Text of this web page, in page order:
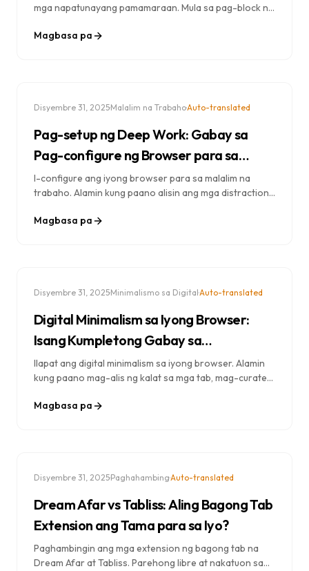
mga napatunayang pamamaraan. Mula sa pag-block ng
malalim na trabaho hanggang sa digital minimalism —
Magbasa pa
Disyembre 31, 2025·Malalim na Trabaho·Auto-translated
Pag-setup ng Deep Work: Gabay sa
Pag-configure ng Browser para sa
Pinakamataas na Pokus
I-configure ang iyong browser para sa malalim na
trabaho. Alamin kung paano alisin ang mga distraction,
flow state sa iyong pang-araw-araw na trabaho.
Magbasa pa
Disyembre 31, 2025·Minimalismo sa Digital·Auto-translated
Digital Minimalism sa Iyong Browser:
Isang Kumpletong Gabay sa
Sinasadyang Pag-browse
Ilapat ang digital minimalism sa iyong browser. Alamin
kung paano mag-alis ng kalat sa mga tab, mag-curate
karanasan online na akma sa iyong mga layunin.
Magbasa pa
Disyembre 31, 2025·Paghahambing·Auto-translated
Dream Afar vs Tabliss: Aling Bagong Tab
Extension ang Tama para sa Iyo?
Paghambingin ang mga extension ng bagong tab na
Dream Afar at Tabliss. Parehong libre at nakatuon sa